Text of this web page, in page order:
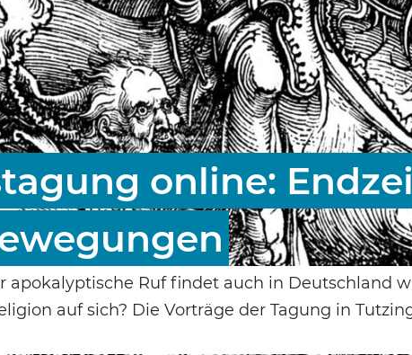
online:
apokalyptische Ruf findet auch in Deutschland
auf sich? Die Vorträge der Tagung in